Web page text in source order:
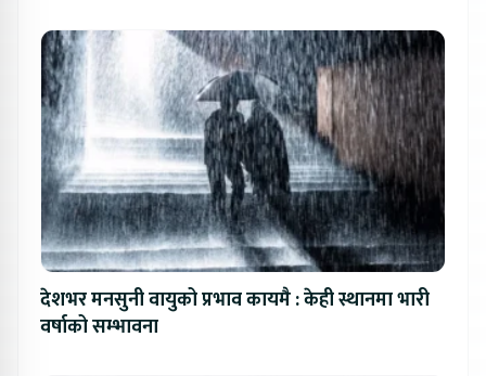
देशभर मनसुनी वायुको प्रभाव कायमै : केही स्थानमा भारी
वर्षाको सम्भावना